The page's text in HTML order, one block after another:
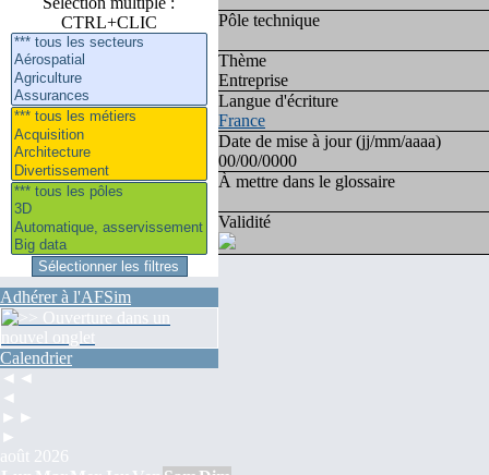
CTRL+CLIC
Adhérer à l'AFSim
Calendrier
◄◄
◄
►►
►
août 2026
Pôle technique
Thème
Entreprise
Langue d'écriture
France
Date de mise à jour (jj/mm/aaaa)
00/00/0000
À mettre dans le glossaire
Validité